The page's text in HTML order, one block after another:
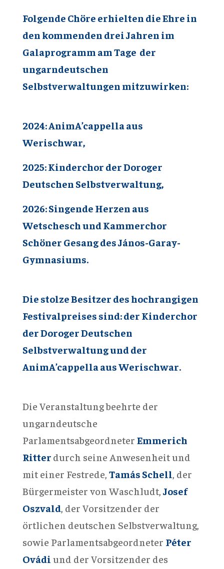
Folgende Chöre erhielten die Ehre in
den kommenden drei Jahren im
Galaprogramm am Tage der
ungarndeutschen
Selbstverwaltungen mitzuwirken:
2024:AnimA’cappella aus
Werischwar,
2025:Kinderchor der Doroger
Deutschen Selbstverwaltung,
2026:Singende Herzen aus
Wetscheschund Kammerchor
Schöner Gesangdes János-Garay-
Gymnasiums.
Die stolze Besitzer des hochrangigen
Festivalpreises sind: der Kinderchor
der Doroger Deutschen
Selbstverwaltung und der
AnimA’cappella aus Werischwar.
Die Veranstaltung beehrte der
ungarndeutsche
Parlamentsabgeordneter Emmerich
Ritter durch seine Anwesenheit und
mit einer Festrede, Tamás Schell, der
Bürgermeister von Waschludt, Josef
Oszvald, der Vorsitzender der
örtlichen deutschen Selbstverwaltung,
sowie Parlamentsabgeordneter Péter
Ovádi und der Vorsitzender des